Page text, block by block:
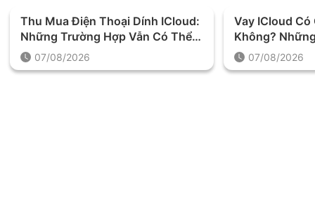
Thu Mua Điện Thoại Dính ICloud:
Những Trường Hợp Vẫn Có Thể
Định Giá Và Thu Mua
07/08/2026
Vay ICloud Có
Không?
Được Yêu Cầu
07/08/2026